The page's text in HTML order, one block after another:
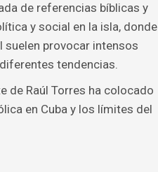
de referencias bíblicas y
y social en la isla, donde
provocar intensos
tendencias.
de Raúl Torres ha colocado
en Cuba y los límites del